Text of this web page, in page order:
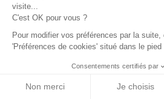
visite...
C'est OK pour vous ?
Pour modifier vos préférences par la
'Préférences de cookies' situé dans le pied
Consentements certifiés par
Non merci Je choisis